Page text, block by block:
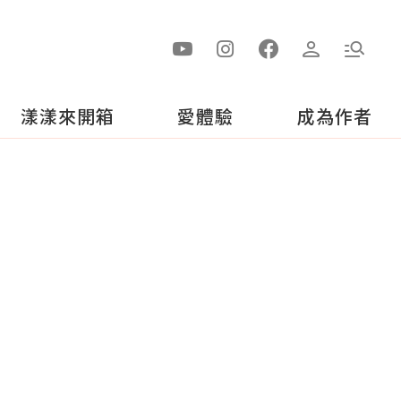
漾漾來開箱 愛體驗 成為作者